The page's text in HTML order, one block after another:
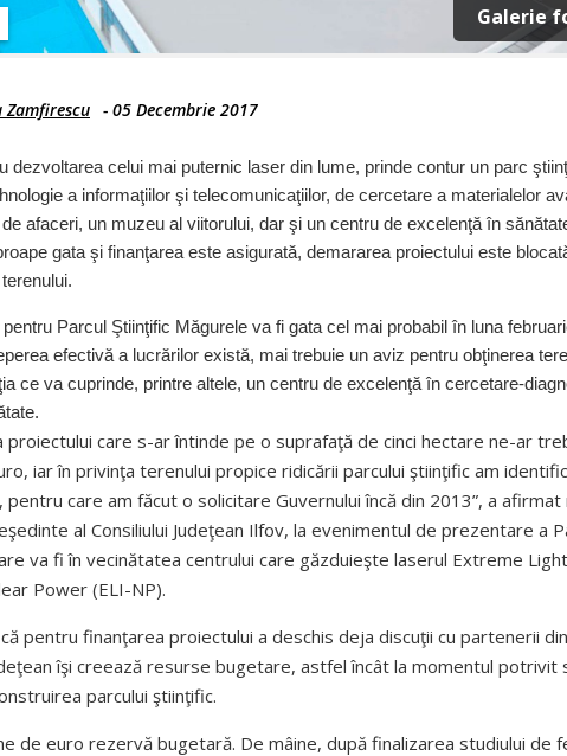
Galerie
Zamfirescu - 05 Decembrie 2017
dezvoltarea celui mai puternic laser din lume, prinde contur un parc
a informaţiilor şi telecomunicaţiilor, de cercetare a materialelor
afaceri, un muzeu al viitorului, dar şi un centru de excelenţă în
gata şi finanţarea este asigurată, demararea proiectului este
Parcul Ştiinţific Măgurele va fi gata cel mai probabil în luna
efectivă a lucrărilor există, mai trebuie un aviz pentru obţinerea
ce va cuprinde, printre altele, un centru de excelenţă în cer­cetare-
proiectului care s-ar întinde pe o suprafaţă de cinci hectare ne-ar
iar în privinţa terenului propice ridicării parcului ştiinţific am
care am făcut o solicitare Guvernului încă din 2013”, a
al Consiliului Judeţean Ilfov, la evenimentul de prezentare a
va fi în vecinătatea centrului care găzduieşte laserul Extreme Light
Power (ELI-NP).
pentru finanţarea proiectului a deschis deja discuţii cu partenerii
îşi creează resurse bugetare, astfel încât la momentul potrivit
parcului ştiinţific.
de euro rezervă bugetară. De mâine, după finalizarea studiului de